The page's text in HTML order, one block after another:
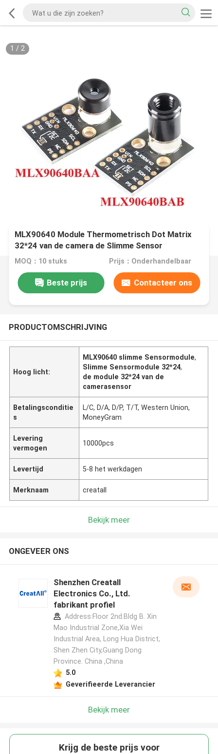
Laat een bericht achter
We bellen je snel terug!
1 / 2
MLX90640 Module Thermometrisch Dot Matrix
32*24 van de camera de Slimme Sensor
MOQ：10 stuks Prijs：Onderhandelbaar
Beste prijs Contacteer ons
PRODUCTOMSCHRIJVING
Hoog licht:
MLX90640 slimme Sensormodule,
Slimme Sensormodule 32*24,
de module 32*24 van de
camerasensor
Betalingsconditie
s
L/C, D/A, D/P, T/T, Western Union,
MoneyGram
Levering
vermogen
10000pcs
Levertijd 5-8 het werkdagen
Merknaam creatall
Bekijk meer
ONGEVEER ONS
Shenzhen Creatall
Electronics Co., Ltd.
fabrikant profiel
Address:Floor 2nd.Bldg B. Xin
Mao Industrial Zone,Xia Wei
Industrial Area, Long Hua District,
Shen Zhen City,Guang Dong
Province. China ,China
5.0
Geverifieerde Leverancier
Bekijk meer
Krijg de beste prijs voor